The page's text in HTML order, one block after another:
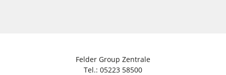
Felder Group Zentrale
Tel.: 05223 58500